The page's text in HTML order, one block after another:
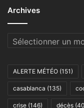
Archives
Archives
ALERTE MÉTÉO (151)
casablanca (135)
crise (146) décès